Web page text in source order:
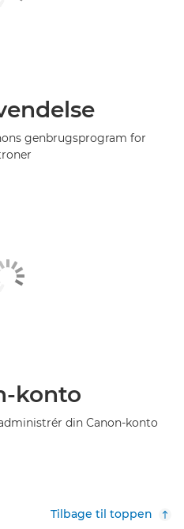
genbrugsprogram for
konto
din Canon-konto
Tilbage til toppen